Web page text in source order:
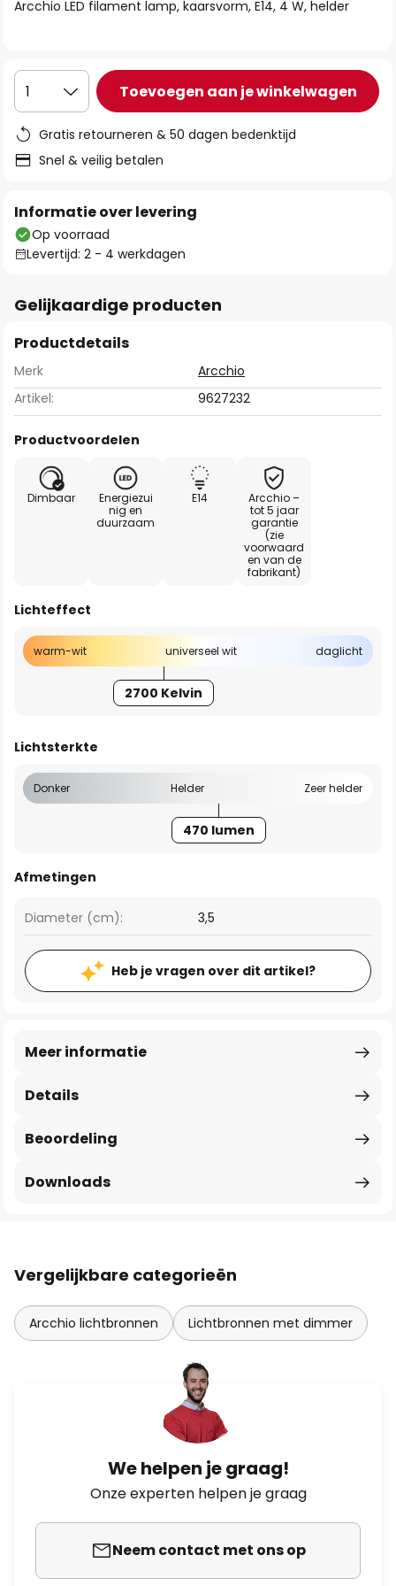
gallerij
Arcchio LED filament lamp, kaarsvorm, E14, 4 W, helder
1 Toevoegen aan je winkelwagen
Gratis retourneren & 50 dagen bedenktijd
Snel & veilig betalen
Informatie over levering
Op voorraad
Levertijd: 2 - 4 werkdagen
Gelijkaardige producten
Productdetails
Merk
Arcchio
Artikel:
9627232
Productvoordelen
Dimbaar
Energiezui
nig en
duurzaam
E14
Arcchio –
tot 5 jaar
garantie
(zie
voorwaard
en van de
fabrikant)
Lichteffect
warm-wit universeel wit daglicht
2700 Kelvin
Lichtsterkte
Donker Helder Zeer helder
470 lumen
Afmetingen
Diameter (cm): 3,5
Heb je vragen over dit artikel?
Details
Meer informatie
Beoordeling
Downloads
Vergelijkbare categorieën
Arcchio lichtbronnen Lichtbronnen met dimmer
We helpen je graag!
Onze experten helpen je graag
Neem contact met ons op